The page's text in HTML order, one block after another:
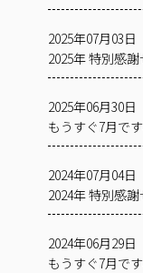
2025年07月03日
2025年 特別感謝
2025年06月30日
もうすぐ7月で
2024年07月04日
2024年 特別感謝
2024年06月29日
もうすぐ7月で